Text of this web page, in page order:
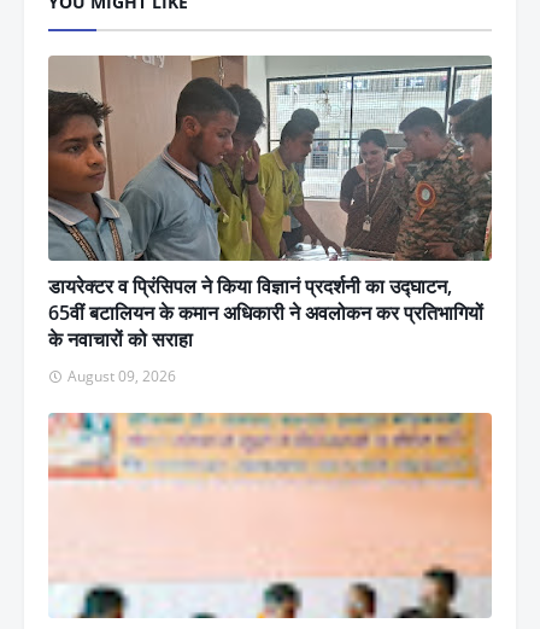
डायरेक्टर व प्रिंसिपल ने किया विज्ञानं प्रदर्शनी का उद्घाटन,
65वीं बटालियन के कमान अधिकारी ने अवलोकन कर प्रतिभागियों
के नवाचारों को सराहा
August 09, 2026